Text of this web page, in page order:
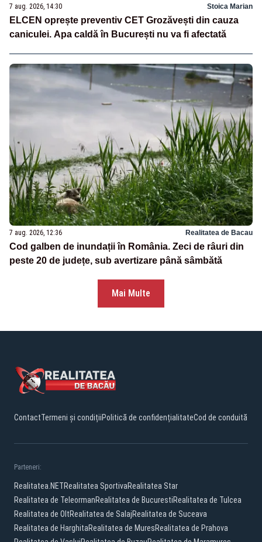
7 aug. 2026, 14:30 Stoica Marian
ELCEN oprește preventiv CET Grozăvești din cauza
caniculei. Apa caldă în București nu va fi afectată
7 aug. 2026, 12:36 Realitatea de Bacau
Cod galben de inundații în România. Zeci de râuri din
peste 20 de județe, sub avertizare până sâmbătă
Mai Multe
ContactTermeni și condițiiPolitică de confidențialitateCod de conduită
Parteneri:
Realitatea.NETRealitatea SportivaRealitatea Star
Realitatea de TeleormanRealitatea de BucurestiRealitatea de Tulcea
Realitatea de OltRealitatea de SalajRealitatea de Suceava
Realitatea de HarghitaRealitatea de MuresRealitatea de Prahova